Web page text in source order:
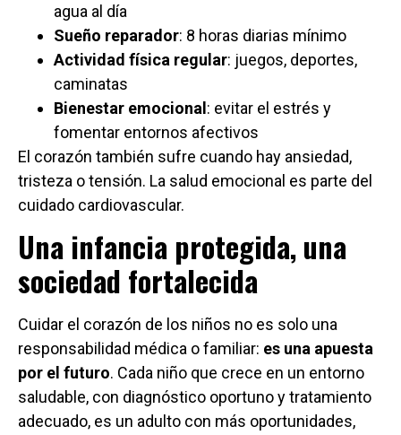
agua al día
Sueño reparador: 8 horas diarias mínimo
Actividad física regular: juegos, deportes,
caminatas
Bienestar emocional : evitar el estrés y
fomentar entornos afectivos
El corazón también sufre cuando hay ansiedad,
tristeza o tensión. La salud emocional es parte del
cuidado cardiovascular.
Una infancia protegida, una
sociedad fortalecida
Cuidar el corazón de los niños no es solo una
responsabilidad médica o familiar: es una apuesta
por el futuro. Cada niño que crece en un entorno
saludable, con diagnóstico oportuno y tratamiento
adecuado, es un adulto con más oportunidades,